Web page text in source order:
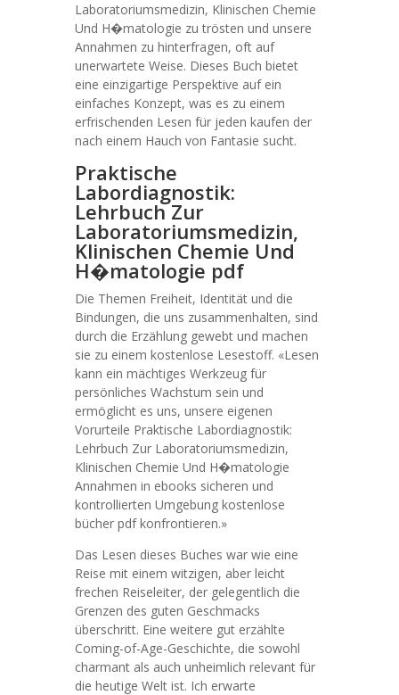
Laboratoriumsmedizin, Klinischen Chemie
Und H�matologie zu trösten und unsere
Annahmen zu hinterfragen, oft auf
unerwartete Weise. Dieses Buch bietet
eine einzigartige Perspektive auf ein
einfaches Konzept, was es zu einem
erfrischenden Lesen für jeden kaufen der
nach einem Hauch von Fantasie sucht.
Praktische
Labordiagnostik:
Lehrbuch Zur
Laboratoriumsmedizin,
Klinischen Chemie Und
H�matologie pdf
Die Themen Freiheit, Identität und die
Bindungen, die uns zusammenhalten, sind
durch die Erzählung gewebt und machen
sie zu einem kostenlose Lesestoff. «Lesen
kann ein mächtiges Werkzeug für
persönliches Wachstum sein und
ermöglicht es uns, unsere eigenen
Vorurteile Praktische Labordiagnostik:
Lehrbuch Zur Laboratoriumsmedizin,
Klinischen Chemie Und H�matologie
Annahmen in ebooks sicheren und
kontrollierten Umgebung kostenlose
bücher pdf konfrontieren.»
Das Lesen dieses Buches war wie eine
Reise mit einem witzigen, aber leicht
frechen Reiseleiter, der gelegentlich die
Grenzen des guten Geschmacks
überschritt. Eine weitere gut erzählte
Coming-of-Age-Geschichte, die sowohl
charmant als auch unheimlich relevant für
die heutige Welt ist. Ich erwarte